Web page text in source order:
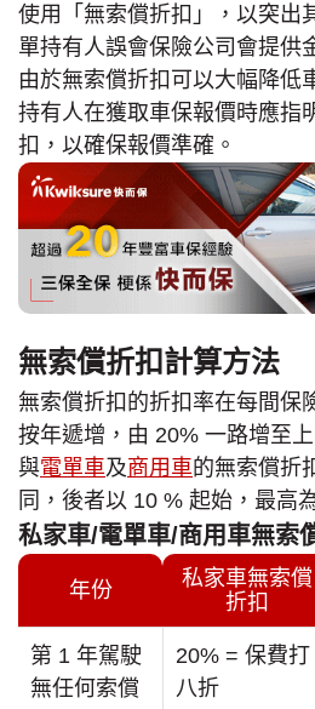
使用「無索償折扣」，以突出
單持有人誤會保險公司會提供
由於無索償折扣可以大幅降低
持有人在獲取車保報價時應指
扣，以確保報價準確。
無索償折扣計算方法
無索償折扣的折扣率在每間保
按年遞增，由 20% 一路增至
與電單車及商用車的無索償折
同，後者以 10 % 起始，最高
私家車/電單車/商用車無索
年份
私家車無索償
折扣
第 1 年駕駛
無任何索償
20% = 保費打
八折